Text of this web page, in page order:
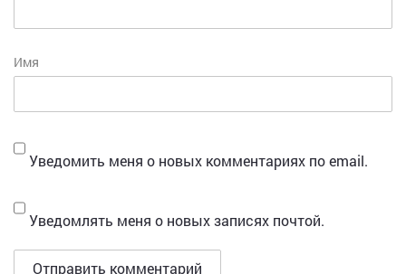
Имя
Уведомить меня о новых комментариях по email.
Уведомлять меня о новых записях почтой.